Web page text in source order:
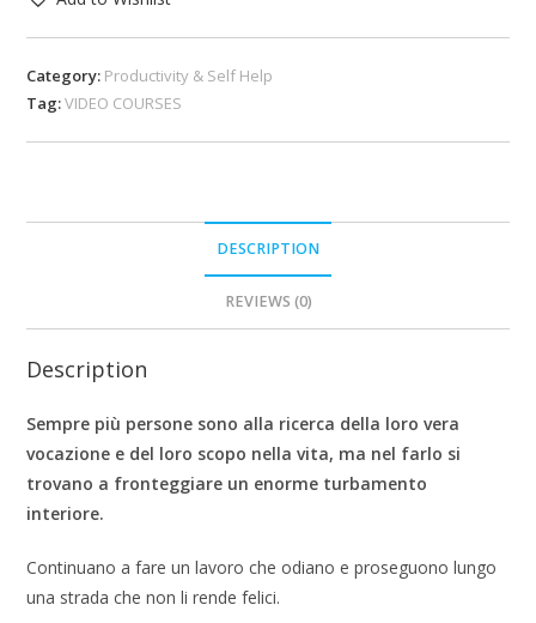
Category: Productivity & Self Help
Tag:VIDEO COURSES
DESCRIPTION
REVIEWS (0)
Description
Sempre più persone sono alla ricerca della loro vera
vocazione e del loro scopo nella vita, ma nel farlo si
trovano a fronteggiare un enorme turbamento
interiore.
Continuano a fare un lavoro che odiano e proseguono lungo
una strada che non li rende felici.